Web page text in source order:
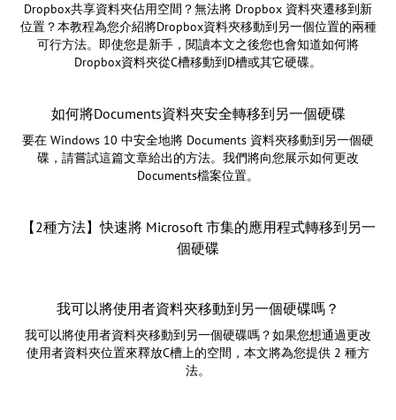
Dropbox共享資料夾佔用空間？無法將 Dropbox 資料夾遷移到新
位置？本教程為您介紹將Dropbox資料夾移動到另一個位置的兩種
可行方法。即使您是新手，閱讀本文之後您也會知道如何將
Dropbox資料夾從C槽移動到D槽或其它硬碟。
如何將Documents資料夾安全轉移到另一個硬碟
要在 Windows 10 中安全地將 Documents 資料夾移動到另一個硬
碟，請嘗試這篇文章給出的方法。我們將向您展示如何更改
Documents檔案位置。
【2種方法】快速將 Microsoft 市集的應用程式轉移到另一
個硬碟
我可以將使用者資料夾移動到另一個硬碟嗎？
我可以將使用者資料夾移動到另一個硬碟嗎？如果您想通過更改
使用者資料夾位置來釋放C槽上的空間，本文將為您提供 2 種方
法。